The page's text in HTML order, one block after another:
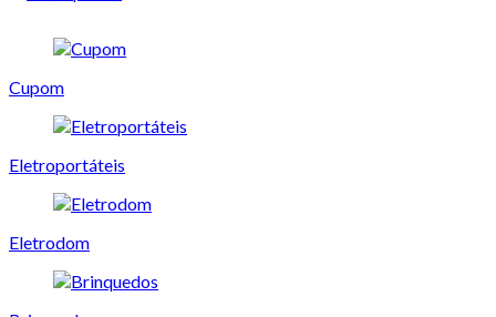
Cupom
Eletroportáteis
Eletrodom